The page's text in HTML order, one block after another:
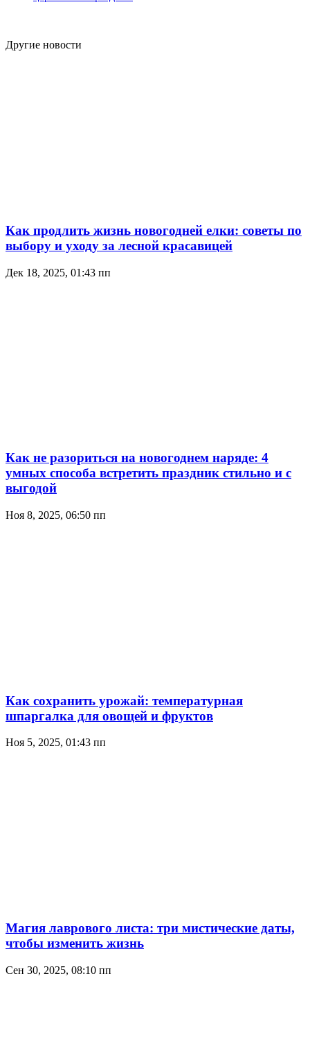
Другие новости
Как продлить жизнь новогодней елки: советы по
выбору и уходу за лесной красавицей
Дек 18, 2025, 01:43 пп
Как не разориться на новогоднем наряде: 4
умных способа встретить праздник стильно и с
выгодой
Ноя 8, 2025, 06:50 пп
Как сохранить урожай: температурная
шпаргалка для овощей и фруктов
Ноя 5, 2025, 01:43 пп
Магия лаврового листа: три мистические даты,
чтобы изменить жизнь
Сен 30, 2025, 08:10 пп